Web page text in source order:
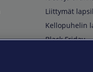
Liittymät
Kellopuhelin
Black Friday